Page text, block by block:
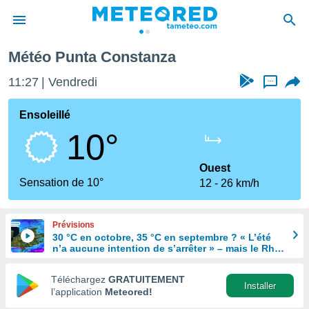
de
en
Météo Punta Constanza
11:27 Vendredi ...
Ensoleillé
10°
Sensation de 10°
Ouest
12
26 km/h
Prévisions
30 °C en octobre, 35 °C en septembre ? « L’été
n’a aucune intention de s’arrêter » – mais le Rhin
Téléchargez GRATUITEMENT
l’application Meteored!
Installer